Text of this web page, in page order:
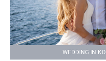
WEDDING IN